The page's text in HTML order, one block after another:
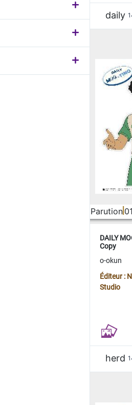
daily
Parution
DAILY
Copy
o-okun
Éditeur :
Studio
herd